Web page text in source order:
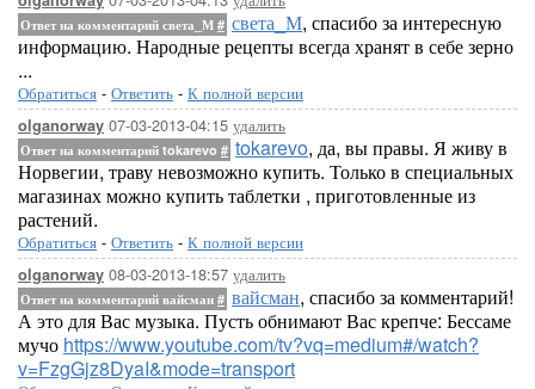
Ответ на комментарий света_М # света_М, спасибо за интересную
информацию. Народные рецепты всегда хранят в себе зерно
...
Обратиться - Ответить - К полной версии
olganorway 07-03-2013-04:15 удалить
Ответ на комментарий tokarevo # tokarevo, да, вы правы. Я живу в
Норвегии, траву невозможно купить. Только в специальных
магазинах можно купить таблетки , приготовленные из
растений.
Обратиться - Ответить - К полной версии
olganorway 08-03-2013-18:57 удалить
Ответ на комментарий вайсман # вайсман, спасибо за комментарий!
А это для Вас музыка. Пусть обнимают Вас крепче: Бессаме
мучо https://www.youtube.com/tv?vq=medium#/watch?
v=FzgGjz8DyaI&mode=transport